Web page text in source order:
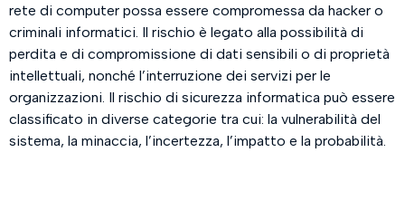
rete di computer possa essere compromessa da hacker o
criminali informatici. Il rischio è legato alla possibilità di
perdita e di compromissione di dati sensibili o di proprietà
intellettuali, nonché l’interruzione dei servizi per le
organizzazioni. Il rischio di sicurezza informatica può essere
classificato in diverse categorie tra cui: la vulnerabilità del
sistema, la minaccia, l’incertezza, l’impatto e la probabilità.